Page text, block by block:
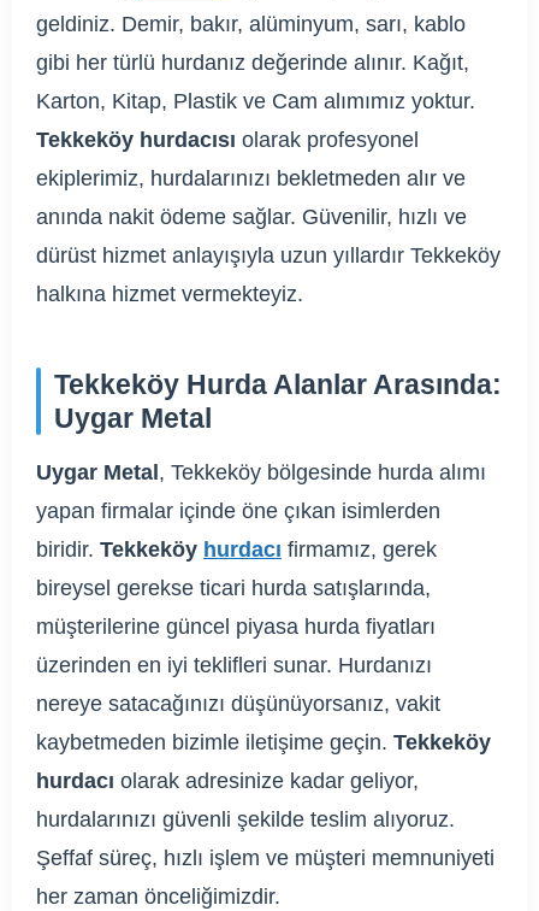
geldiniz. Demir, bakır, alüminyum, sarı, kablo
gibi her türlü hurdanız değerinde alınır. Kağıt,
Karton, Kitap, Plastik ve Cam alımımız yoktur.
Tekkeköy hurdacısı olarak profesyonel
ekiplerimiz, hurdalarınızı bekletmeden alır ve
anında nakit ödeme sağlar. Güvenilir, hızlı ve
dürüst hizmet anlayışıyla uzun yıllardır Tekkeköy
halkına hizmet vermekteyiz.
Tekkeköy Hurda Alanlar Arasında:
Uygar Metal
Uygar Metal , Tekkeköy bölgesinde hurda alımı
yapan firmalar içinde öne çıkan isimlerden
biridir. Tekkeköy hurdacı firmamız, gerek
bireysel gerekse ticari hurda satışlarında,
müşterilerine güncel piyasa hurda fiyatları
üzerinden en iyi teklifleri sunar. Hurdanızı
nereye satacağınızı düşünüyorsanız, vakit
kaybetmeden bizimle iletişime geçin. Tekkeköy
hurdacı olarak adresinize kadar geliyor,
hurdalarınızı güvenli şekilde teslim alıyoruz.
Şeffaf süreç, hızlı işlem ve müşteri memnuniyeti
her zaman önceliğimizdir.